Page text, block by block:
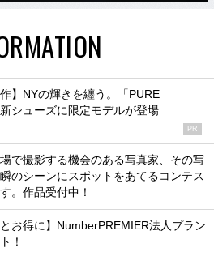
作】NYの輝きを纏う。「PURE
シューズに限定モデルが登場
PR
で撮影する機会のある写真家、その写
のシーンにスポットをあてるコンテス
。作品受付中！
とお得に】NumberPREMIER法人プラン
！